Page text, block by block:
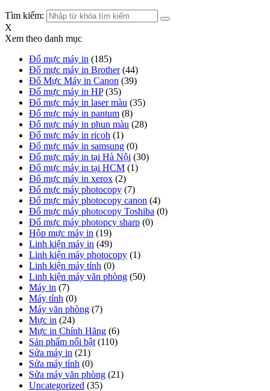
Tìm kiếm:
X
Xem theo danh mục
Đổ mực máy in (185)
Đổ mực máy in Brother (44)
Đổ Mực Máy in Canon (39)
Đổ mực máy in HP (35)
Đổ mực máy in laser màu (35)
Đổ mực máy in pantum (8)
Đổ mực máy in phun màu (28)
Đổ mực máy in ricoh (1)
Đổ mực máy in samsung (0)
Đổ mực máy in tại Hà Nội (30)
Đổ mực máy in tại HCM (1)
Đổ mực máy in xerox (2)
Đổ mực máy photocopy (7)
Đổ mực máy photocopy canon (4)
Đổ mực máy photocopy Toshiba (0)
Đổ mực máy photopcy sharp (0)
Hộp mực máy in (19)
Linh kiện máy in (49)
Linh kiện máy photocopy (1)
Linh kiện máy tính (0)
Linh kiện máy văn phòng (50)
Máy in (7)
Máy tính (0)
Máy văn phòng (7)
Mực in (24)
Mực in Chính Hãng (6)
Sản phẩm nổi bật (110)
Sửa máy in (21)
Sửa máy tính (0)
Sửa máy văn phòng (21)
Uncategorized (35)